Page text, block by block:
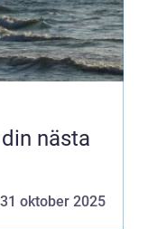
nästa
31 oktober 2025